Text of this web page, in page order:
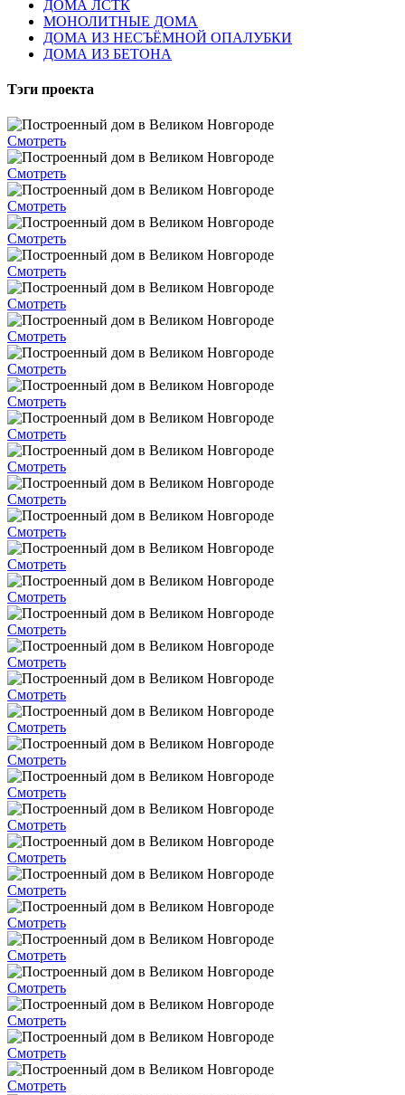
ДОМА ЛСТК
МОНОЛИТНЫЕ ДОМА
ДОМА ИЗ НЕСЪЁМНОЙ ОПАЛУБКИ
ДОМА ИЗ БЕТОНА
Тэги проекта
Смотреть
Смотреть
Смотреть
Смотреть
Смотреть
Смотреть
Смотреть
Смотреть
Смотреть
Смотреть
Смотреть
Смотреть
Смотреть
Смотреть
Смотреть
Смотреть
Смотреть
Смотреть
Смотреть
Смотреть
Смотреть
Смотреть
Смотреть
Смотреть
Смотреть
Смотреть
Смотреть
Смотреть
Смотреть
Смотреть